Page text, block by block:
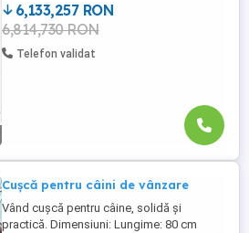
6,133,257 RON
6,814,730 RON
Telefon validat
Cușcă pentru câini de vânzare
Vând cușcă pentru câine, solidă și
practică. Dimensiuni: Lungime: 80 cm